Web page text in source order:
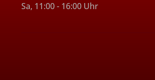
Sa, 11:00 - 16:00 Uhr